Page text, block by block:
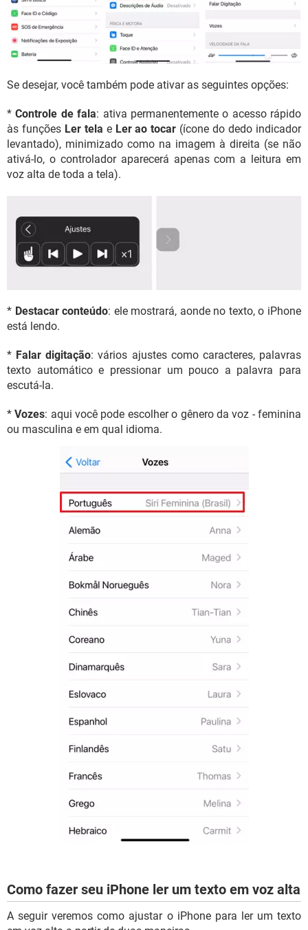
Se desejar, você também pode ativar as seguintes opções:
*Controle de fala: ativa permanentemente o acesso rápido
às funções Ler tela e Ler ao tocar (ícone do dedo indicador
levantado), minimizado como na imagem à direita (se não
ativá-lo, o controlador aparecerá apenas com a leitura em
voz alta de toda a tela).
* Destacar conteúdo: ele mostrará, aonde no texto, o iPhone
está lendo.
* Falar digitação: vários ajustes como caracteres, palavras
texto automático e pressionar um pouco a palavra para
escutá-la.
*Vozes: aqui você pode escolher o gênero da voz - feminina
ou masculina e em qual idioma.
Como fazer seu iPhone ler um texto em voz alta
A seguir veremos como ajustar o iPhone para ler um texto